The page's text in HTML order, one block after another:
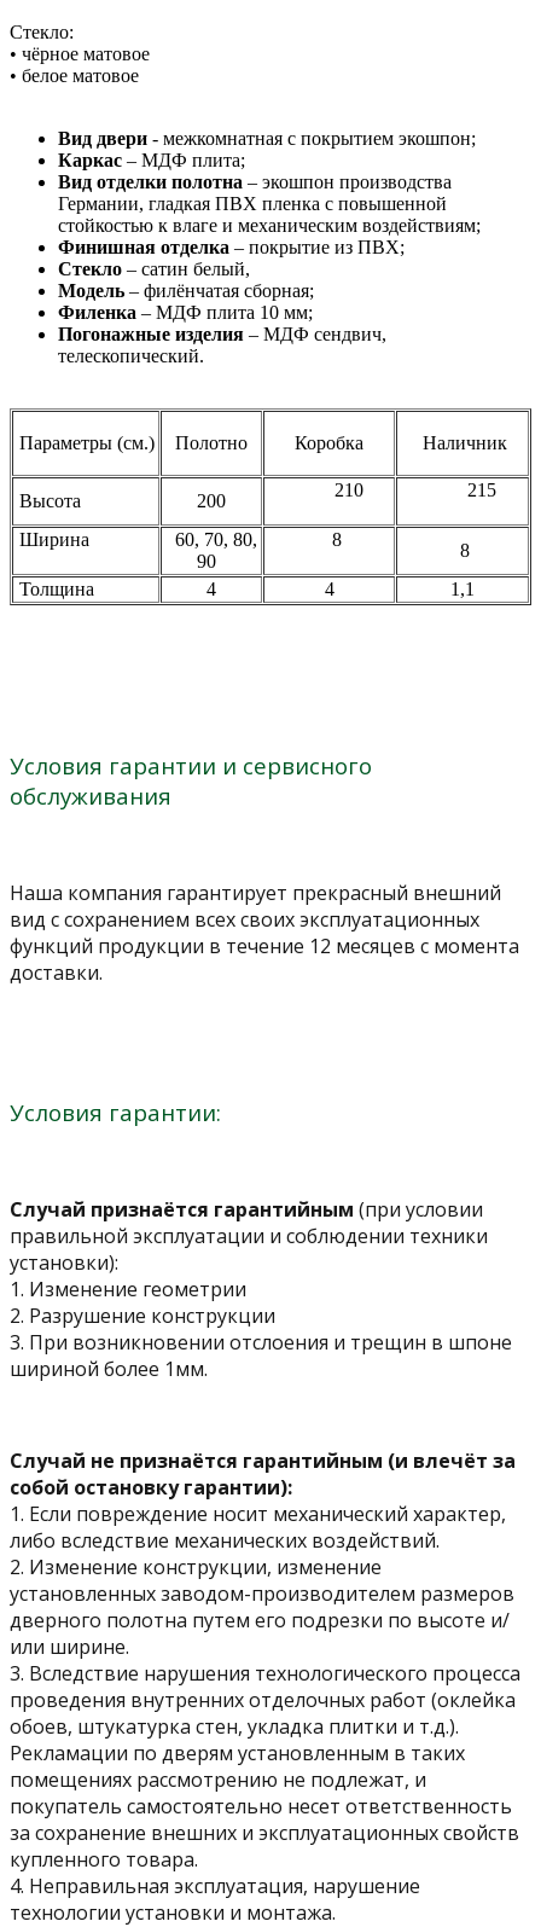
Стекло:
• чёрное матовое
• белое матовое
Вид двери - межкомнатная с покрытием экошпон;
Каркас – МДФ плита;
Вид отделки полотна – экошпон производства
Германии, гладкая ПВХ пленка с повышенной
стойкостью к влаге и механическим воздействиям;
Финишная отделка – покрытие из ПВХ;
Стекло – сатин белый,
Модель – филёнчатая сборная;
Филенка – МДФ плита 10 мм;
Погонажные изделия – МДФ сендвич,
телескопический.
Параметры (см.) Полотно Коробка Наличник
Высота 200
210 215
Ширина
60, 70, 80,
90
8
8
Толщина
4 4 1,1
Условия гарантии и сервисного
обслуживания
Наша компания гарантирует прекрасный внешний
вид с сохранением всех своих эксплуатационных
функций продукции в течение 12 месяцев с момента
доставки.
Условия гарантии:
Случай признаётся гарантийным (при условии
правильной эксплуатации и соблюдении техники
установки):
1. Изменение геометрии
2. Разрушение конструкции
3. При возникновении отслоения и трещин в шпоне
шириной более 1мм.
Случай не признаётся гарантийным (и влечёт за
собой остановку гарантии):
1. Если повреждение носит механический характер,
либо вследствие механических воздействий.
2. Изменение конструкции, изменение
установленных заводом-производителем размеров
дверного полотна путем его подрезки по высоте и/
или ширине.
3. Вследствие нарушения технологического процесса
проведения внутренних отделочных работ (оклейка
обоев, штукатурка стен, укладка плитки и т.д.).
Рекламации по дверям установленным в таких
помещениях рассмотрению не подлежат, и
покупатель самостоятельно несет ответственность
за сохранение внешних и эксплуатационных свойств
купленного товара.
4. Неправильная эксплуатация, нарушение
технологии установки и монтажа.